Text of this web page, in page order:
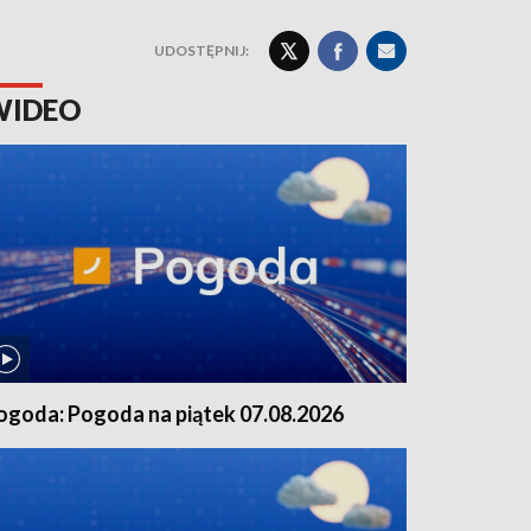
UDOSTĘPNIJ:
Pogoda na piątek 07.08.2026